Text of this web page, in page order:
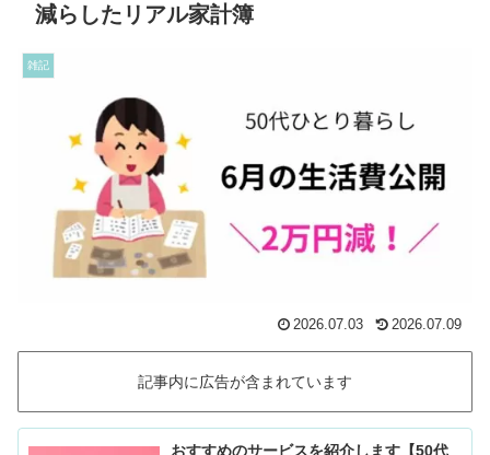
減らしたリアル家計簿
雑記
2026.07.03 2026.07.09
記事内に広告が含まれています
おすすめのサービスを紹介します【50代